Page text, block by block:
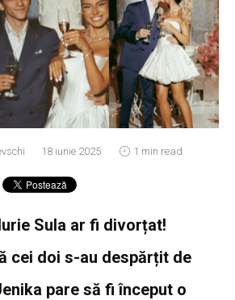
18 iunie 2025 1 min read
Sula ar fi divorțat!
cei doi s-au despărțit de
pare să fi început o